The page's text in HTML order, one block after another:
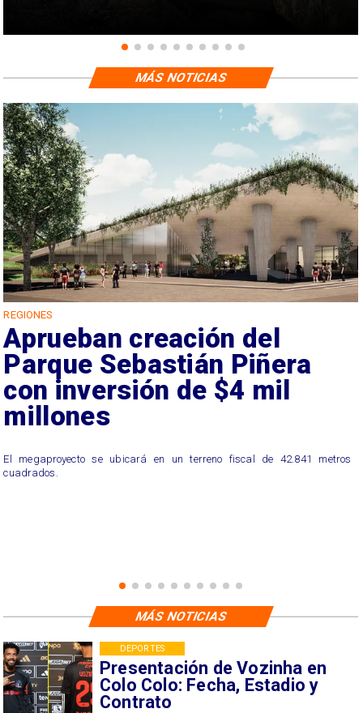
REGIONES
Aprueban creación del
Parque Sebastián Piñera
con inversión de $4 mil
millones
El megaproyecto se ubicará en un terreno fiscal de 42.841 metros
cuadrados.
MÁS NOTICIAS
Presentación de Vozinha en
Colo Colo: Fecha, Estadio y
Contrato
DEPORTES
MÁS NOTICIAS